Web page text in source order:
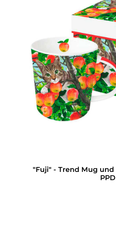
"Fuji" - Trend Mug und Geschenkebox von
PPD